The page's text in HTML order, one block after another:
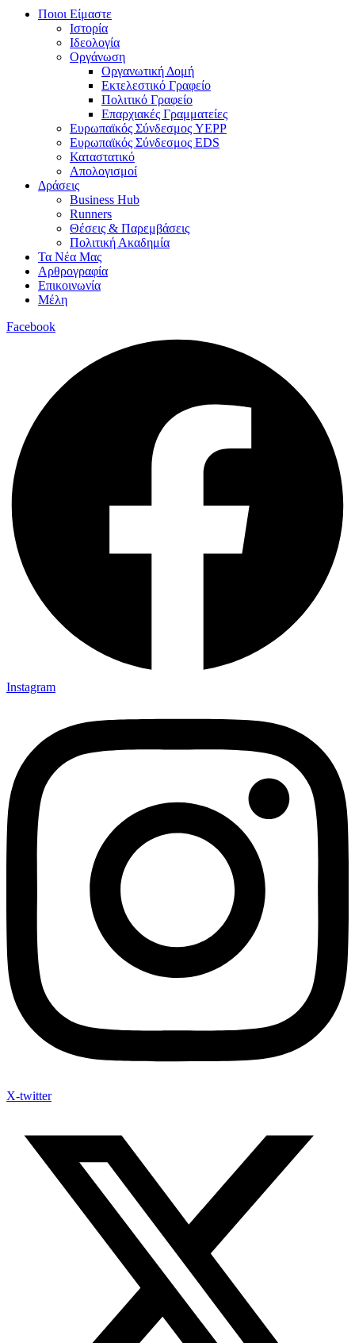
Ποιοι Είμαστε
Ιστορία
Ιδεολογία
Οργάνωση
Οργανωτική Δομή
Εκτελεστικό Γραφείο
Πολιτικό Γραφείο
Επαρχιακές Γραμματείες
Ευρωπαϊκός Σύνδεσμος YEPP
Ευρωπαϊκός Σύνδεσμος EDS
Καταστατικό
Απολογισμοί
Δράσεις
Business Hub
Runners
Θέσεις & Παρεμβάσεις
Πολιτική Ακαδημία
Τα Νέα Μας
Αρθρογραφία
Επικοινωνία
Μέλη
Facebook
Instagram
X-twitter